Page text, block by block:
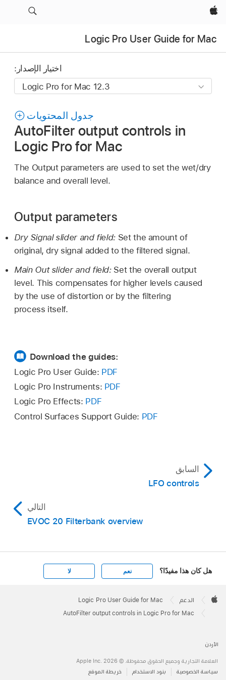
Apple‏
Logic Pro User Guide for Mac
اختيار الإصدار:
جدول المحتويات
AutoFilter output controls in
Logic Pro for Mac
The Output parameters are used to set the wet/dry
balance and overall level.
Output parameters
Dry Signal slider and field: Set the amount of
original, dry signal added to the filtered signal.
Main Out slider and field: Set the overall output
level. This compensates for higher levels caused
by the use of distortion or by the filtering
process itself.
Download the guides:
Logic Pro User Guide: PDF
Logic Pro Instruments: PDF
Logic Pro Effects: PDF
Control Surfaces Support Guide: PDF
السابق
LFO controls
التالي
EVOC 20 Filterbank overview
هل كان هذا مفيدًا؟ نعم لا
Footer

الدعم Logic Pro User Guide for Mac
AutoFilter output controls in Logic Pro for Mac
الأردن
العلامة التجارية وجميع الحقوق محفوظة. © 2026 ‏.Apple Inc
سياسة الخصوصية
بنود الاستخدام خريطة الموقع